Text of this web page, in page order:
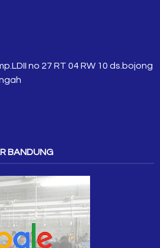
no 27 RT 04 RW 10 ds.bojong
BANDUNG